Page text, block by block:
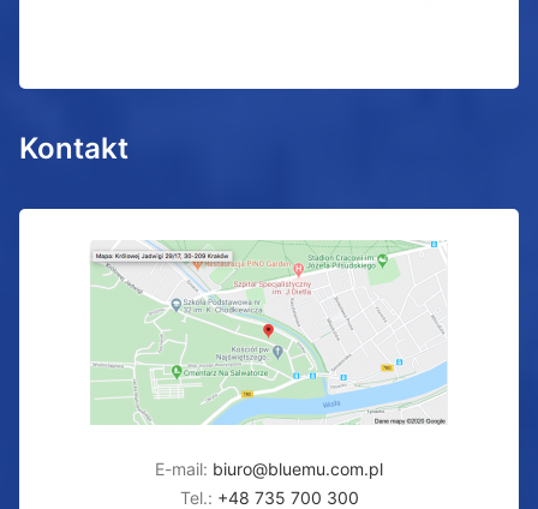
Kontakt
E-mail: biuro@bluemu.com.pl
Tel.: +48 735 700 300